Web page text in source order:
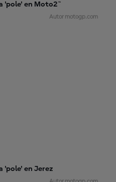
'pole' en Moto2™
Autor motogp.com
'pole' en Jerez